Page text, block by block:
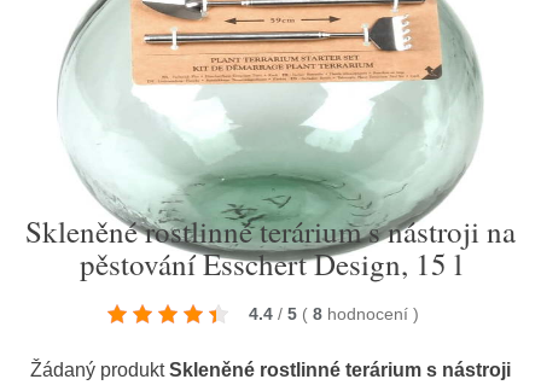
Skleněné rostlinné terárium s nástroji na
pěstování Esschert Design, 15 l
4.4 / 5 ( 8 hodnocení )
Žádaný produktSkleněné rostlinné terárium s nástroji